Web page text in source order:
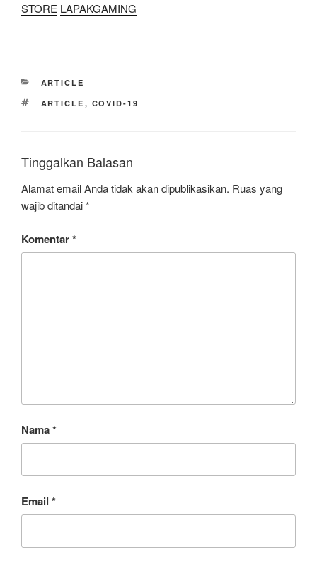
STORE LAPAKGAMING
KATEGORI
ARTICLE
TAG
ARTICLE , COVID-19
Tinggalkan Balasan
Alamat email Anda tidak akan dipublikasikan. Ruas yang
wajib ditandai*
Komentar*
Nama*
Email *